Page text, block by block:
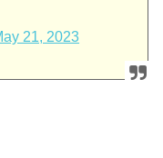
21, 2023